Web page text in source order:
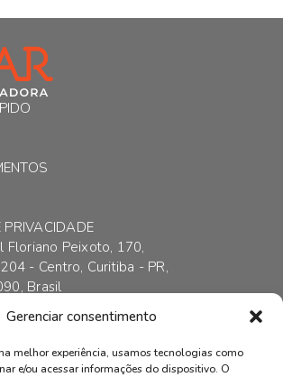
Gerenciar consentimento
melhor experiência, usamos tecnologias como
e/ou acessar informações do dispositivo. O
PRIVACIDADE
Floriano Peixoto, 170,
- Centro, Curitiba - PR,
Brasil
6989
4578